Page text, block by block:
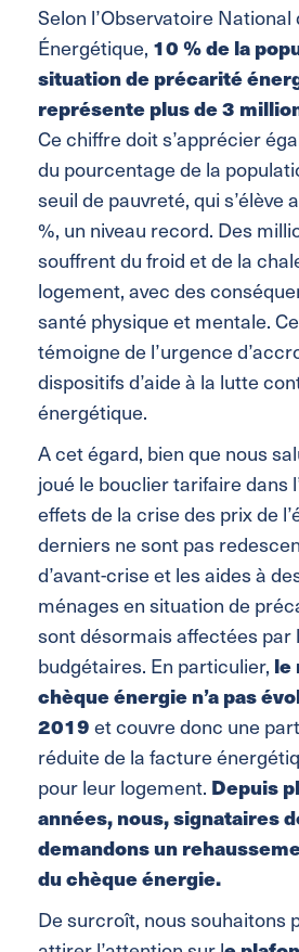
Selon l’Observatoire
Énergétique, 10 % de la
situation de précarité
représente plus de 3
Ce chiffre doit s’apprécier
du pourcentage de la
seuil de pauvreté, qui s’élève
%, un niveau record. Des
souffrent du froid et de la
logement, avec des
santé physique et mentale.
témoigne de l’urgence
dispositifs d’aide à la lutte
énergétique.
A cet égard, bien que nous
joué le bouclier tarifaire dans
effets de la crise des prix de
derniers ne sont pas
d’avant-crise et les aides à
ménages en situation de
sont désormais affectées
budgétaires. En particulier, le
chèque énergie n’a pas
2019et couvre donc une
réduite de la facture
pour leur logement. Depuis
années, nous, signataires
demandons un
du chèque énergie.
De surcroît, nous souhaitons